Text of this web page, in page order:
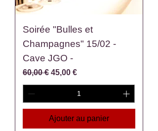
Soirée "Bulles et
Champagnes" 15/02 -
Cave JGO -
Prix original
60,00 € Prix promotionnel
45,00 €
Ajouter au panier